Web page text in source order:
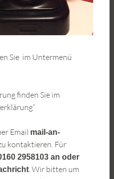
Sie im Untermenü
finden Sie im
Email mail-an-
kontaktieren. Für
2958103 an oder
. Wir bitten um